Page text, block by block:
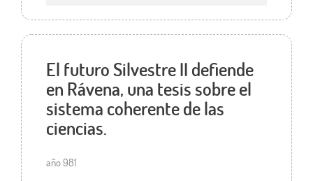
El futuro Silvestre II defiende
en Rávena, una tesis sobre el
sistema coherente de las
ciencias.
año 981